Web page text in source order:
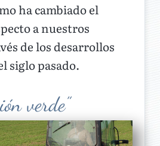
ha cambiado el
a nuestros
de los desarrollos
siglo pasado.
verde”